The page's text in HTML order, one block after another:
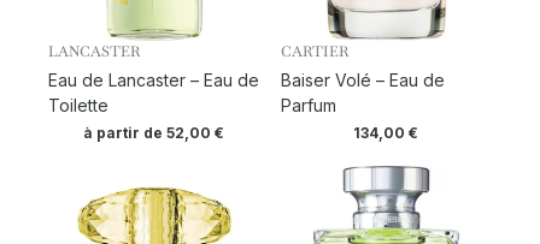
LANCASTER
Eau de Lancaster – Eau de
Toilette
à partir de52,00€
CARTIER
Baiser Volé – Eau de
Parfum
134,00€